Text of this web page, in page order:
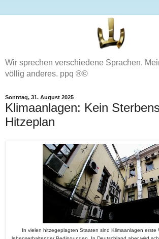
Wir sprechen verschiedene Sprachen.
völlig anderes. ppq ®©
Sonntag, 31. August 2025
Klimaanlagen: Kein
Hitzeplan
In vielen hitzegeplagten Staaten sind Klimaanlagen erste